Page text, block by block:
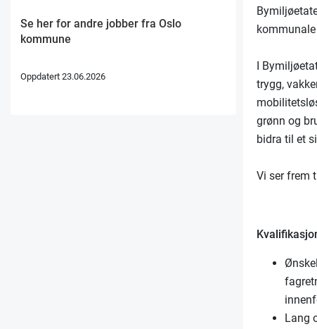
Se her for andre jobber fra Oslo
kommune
Oppdatert 23.06.2026
I
trygg,
grønn og
bidra til et
Vi ser frem
Lang